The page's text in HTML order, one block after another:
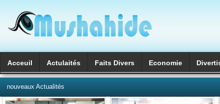
Acceuil Actulaités Faits Divers Economie
nouveaux Actualités